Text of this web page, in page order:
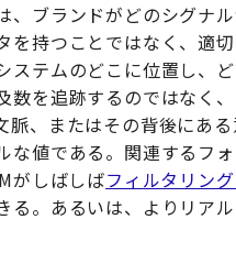
、ブランドがどのシグナ
を持つことではなく、適
ステムのどこに位置し、
数を追跡するのではなく
脈、またはその背後にあ
な値である。関連するフ
がしばしばフィルタリン
る。あるいは、よりリア